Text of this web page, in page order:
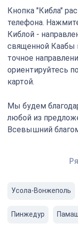
Кнопка "Кибла"
телефона.
Киблой -
священной Каабы
точное
ориентируйтесь
картой.
Мы будем
любой из
Всевышний
Усола-Вонжеполь
Пинжедур